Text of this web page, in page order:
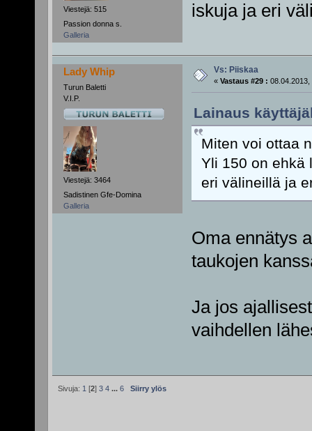
Viestejä: 515
Passion donna s.
Galleria
iskuja ja eri
Lady Whip
Turun Baletti
V.I.P.
Viestejä: 3464
Sadistinen Gfe-Domina
Galleria
Vs: Piiskaa
« Vastaus #29 : 08.04.2013,
Lainaus
Miten voi ottaa
Yli 150 on ehkä
eri välineillä ja
Oma ennätys
taukojen
Ja jos
vaihdellen
Sivuja: 1 [2] 3 4 ... 6 Siirry ylös